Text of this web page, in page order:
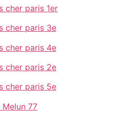
cher paris 1er
cher paris 3e
cher paris 4e
cher paris 2e
cher paris 5e
77